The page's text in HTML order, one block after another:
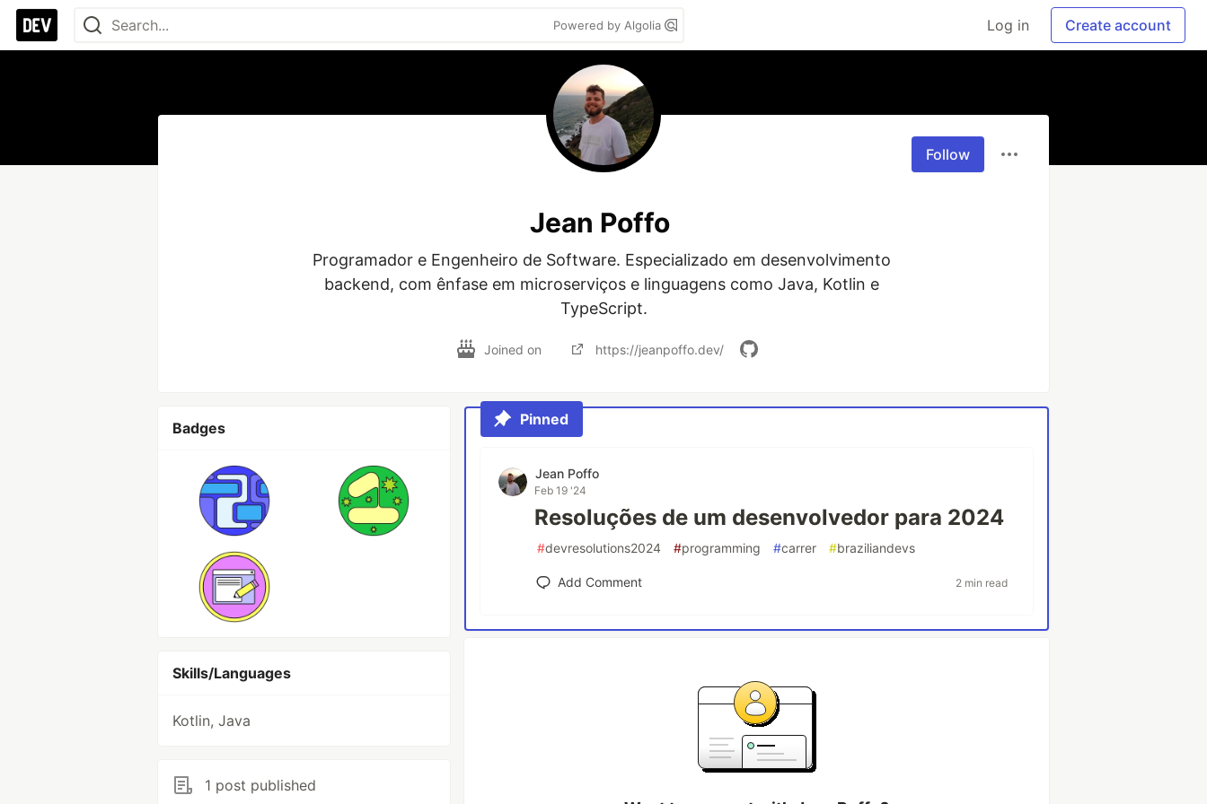
Powered by Algolia Log in Create account
Follow
Jean Poffo
Programador e Engenheiro de Software. Especializado em desenvolvimento
backend, com ênfase em microserviços e linguagens como Java, Kotlin e
TypeScript.
Joined on https://jeanpoffo.dev/
Badges
Skills/Languages
Kotlin, Java
1 post published
Pinned
Jean Poffo
Feb 19 '24
Resoluções de um desenvolvedor para 2024
#devresolutions2024 #programming #carrer #braziliandevs
Add Comment 2 min read